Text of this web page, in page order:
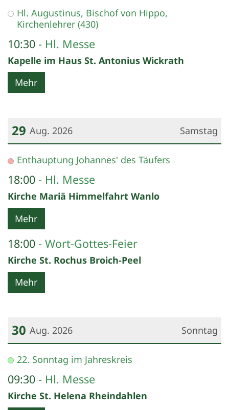
Datum: 28. August 2026
Hl. Augustinus, Bischof von Hippo,
Kirchenlehrer (430)
10:30 Hl. Messe
Kapelle im Haus St. Antonius Wickrath
Mehr
Samstag
29 Aug. 2026
Datum: 29. August 2026
Enthauptung Johannes' des Täufers
18:00 Hl. Messe
Kirche Mariä Himmelfahrt Wanlo
Mehr
18:00 Wort-Gottes-Feier
Kirche St. Rochus Broich-Peel
Mehr
Sonntag
30 Aug. 2026
Datum: 30. August 2026
22. Sonntag im Jahreskreis
09:30 Hl. Messe
Kirche St. Helena Rheindahlen